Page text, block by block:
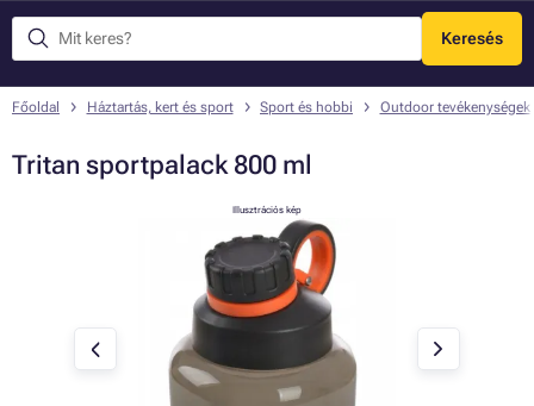
Keresés
Menü
Főoldal Háztartás, kert és sport Sport és hobbi Outdoor tevékenységek
Tritan sportpalack 800 ml
Illusztrációs kép